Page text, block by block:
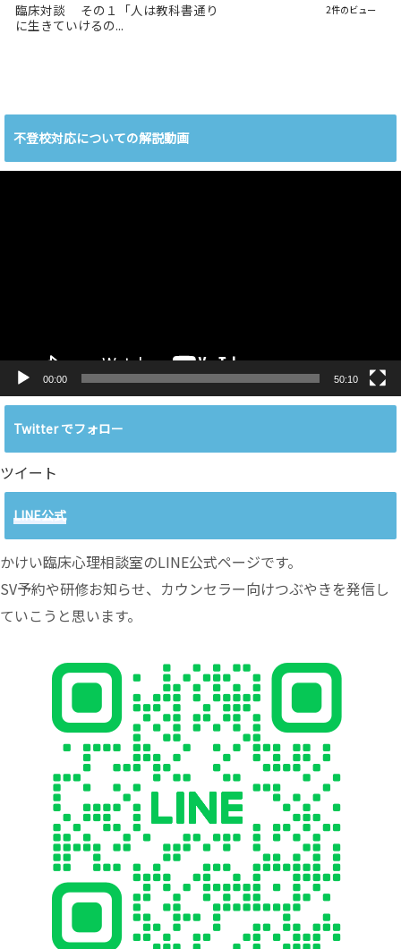
臨床対談 その１「人は教科書通り
に生きていけるの...
2件のビュー
不登校対応についての解説動画
00:00 50:10
Twitter でフォロー
ツイート
LINE公式
かけい臨床心理相談室のLINE公式ページです。
SV予約や研修お知らせ、カウンセラー向けつぶやきを発信し
ていこうと思います。